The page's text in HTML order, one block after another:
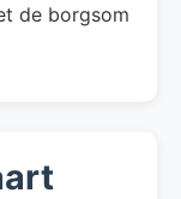
de borgsom